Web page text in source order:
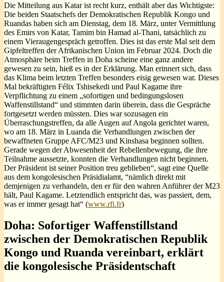
Die Mitteilung aus Katar ist recht kurz, enthält aber das Wichtigste:
Die beiden Staatschefs der Demokratischen Republik Kongo und
Ruandas haben sich am Dienstag, dem 18. März, unter Vermittlung
des Emirs von Katar, Tamim bin Hamad al-Thani, tatsächlich zu
einem Vieraugengespräch getroffen. Dies ist das erste Mal seit dem
Gipfeltreffen der Afrikanischen Union im Februar 2024. Doch die
Atmosphäre beim Treffen in Doha scheine eine ganz andere
gewesen zu sein, hieß es in der Erklärung. Man erinnert sich, dass
das Klima beim letzten Treffen besonders eisig gewesen war. Dieses
Mal bekräftigten Félix Tshisekedi und Paul Kagame ihre
Verpflichtung zu einem „sofortigen und bedingungslosen
Waffenstillstand“ und stimmten darin überein, dass die Gespräche
fortgesetzt werden müssten. Dies war sozusagen ein
Überraschungstreffen, da alle Augen auf Angola gerichtet waren,
wo am 18. März in Luanda die Verhandlungen zwischen der
bewaffneten Gruppe AFC/M23 und Kinshasa beginnen sollten.
Gerade wegen der Abwesenheit der Rebellenbewegung, die ihre
Teilnahme aussetzte, konnten die Verhandlungen nicht beginnen.
Der Präsident ist seiner Position treu geblieben“, sagt eine Quelle
aus dem kongolesischen Präsidialamt, “nämlich direkt mit
demjenigen zu verhandeln, den er für den wahren Anführer der M23
hält, Paul Kagame. Letztendlich entspricht das, was passiert, dem,
was er immer gesagt hat“ (www.rfi.fr)
Doha: Sofortiger Waffenstillstand
zwischen der Demokratischen Republik
Kongo und Ruanda vereinbart, erklärt
die kongolesische Präsidentschaft